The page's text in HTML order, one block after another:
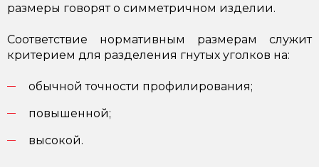
размеры говорят о симметричном изделии.
Соответствие нормативным размерам служит
критерием для разделения гнутых уголков на:
обычной точности профилирования;
повышенной;
высокой.